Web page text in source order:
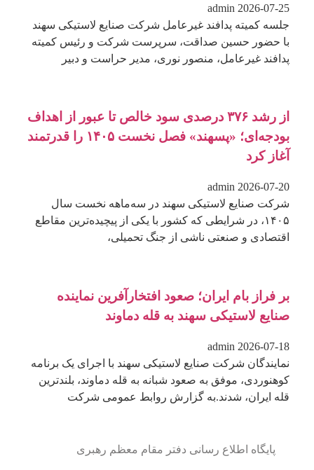
admin 2026-07-25
جلسه کمیته پدافند غیرعامل شرکت صنایع لاستیکی سهند
با حضور حسین صداقت، سرپرست شرکت و رئیس کمیته
پدافند غیرعامل، منصور نوری، مدیر حراست و دبیر
از رشد ۳۷۶ درصدی سود خالص تا عبور از اهداف
بودجه‌ای؛ «پسهند» فصل نخست ۱۴۰۵ را قدرتمند
آغاز کرد
admin 2026-07-20
شرکت صنایع لاستیکی سهند در سه‌ماهه نخست سال
۱۴۰۵، در شرایطی که کشور با یکی از پیچیده‌ترین مقاطع
اقتصادی و صنعتی ناشی از جنگ تحمیلی،
بر فراز بام ایران؛ صعود افتخارآفرین نماینده
صنایع لاستیکی سهند به قله دماوند
admin 2026-07-18
نمایندگان شرکت صنایع لاستیکی سهند با اجرای یک برنامه
کوهنوردی، موفق به صعود شبانه به قله دماوند، بلندترین
قله ایران، شدند.به گزارش روابط عمومی شرکت
پایگاه اطلاع رسانی دفتر مقام معظم رهبری